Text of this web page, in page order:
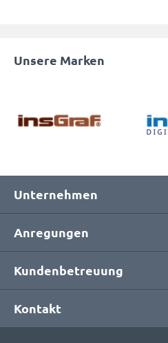
Unsere Marken
Unternehmen
Anregungen
Kundenbetreuung
Kontakt